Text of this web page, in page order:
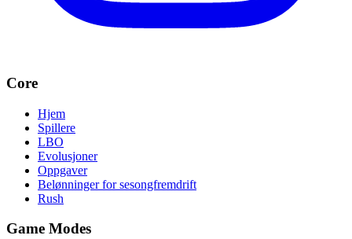
Core
Hjem
Spillere
LBO
Evolusjoner
Oppgaver
Belønninger for sesongfremdrift
Rush
Game Modes